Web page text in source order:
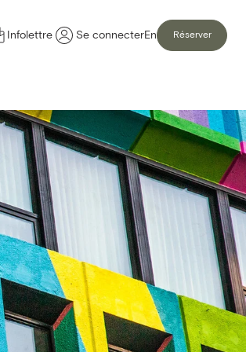
Infolettre Se connecterEn Réserver